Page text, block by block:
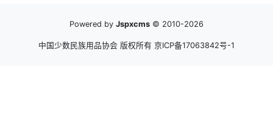
Powered by Jspxcms © 2010-2026
中国少数民族用品协会 版权所有 京ICP备17063842号-1